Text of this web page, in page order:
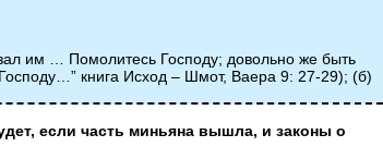
им … Помолитесь Господу; довольно же быть
книга Исход – Шмот, Ваера 9: 27-29); (б)
если часть миньяна вышла, и законы о